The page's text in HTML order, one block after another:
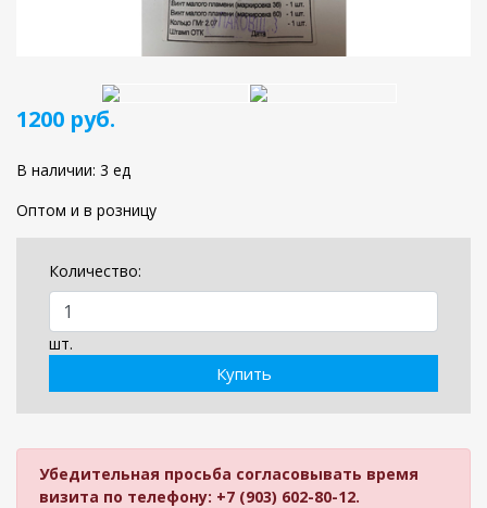
1200 руб.
В наличии: 3 ед
Оптом и в розницу
Количество:
шт.
Купить
Убедительная просьба согласовывать время
визита по телефону: +7 (903) 602-80-12.